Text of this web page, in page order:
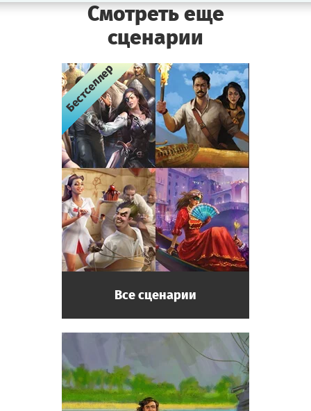
Смотреть еще
сценарии
Все сценарии
Бестселлер
Бестселлер
Бестселлер
Бестселлер